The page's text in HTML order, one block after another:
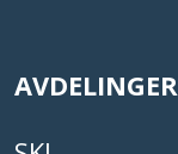
AVDELINGER